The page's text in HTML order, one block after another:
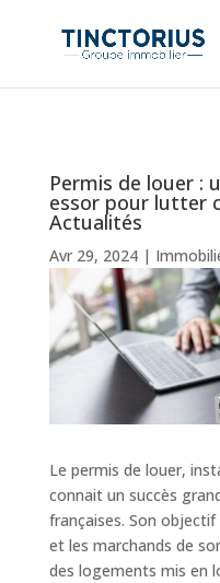
Permis de louer :
essor pour lutter
Actualités
Avr 29, 2024|
Le permis de louer,
connait un succès
françaises. Son
et les marchands de
des logements mis en